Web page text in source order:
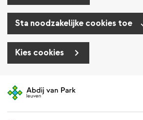
Sta noodzakelijke cookies toe
Kies cookies
en